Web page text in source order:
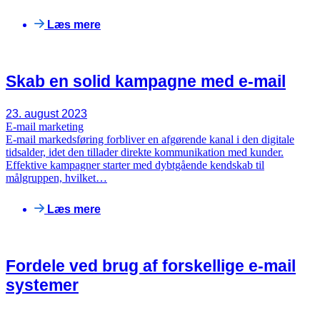
Læs mere
Skab en solid kampagne med e-mail
23. august 2023
E-mail marketing
E-mail markedsføring forbliver en afgørende kanal i den digitale
tidsalder, idet den tillader direkte kommunikation med kunder.
Effektive kampagner starter med dybtgående kendskab til
målgruppen, hvilket…
Læs mere
Fordele ved brug af forskellige e-mail
systemer